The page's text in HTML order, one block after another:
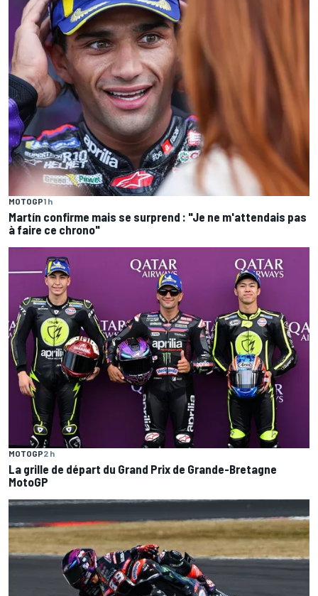
MOTOGP1 h
Martín confirme mais se surprend : "Je ne m'attendais pas
à faire ce chrono"
MOTOGP2 h
La grille de départ du Grand Prix de Grande-Bretagne
MotoGP